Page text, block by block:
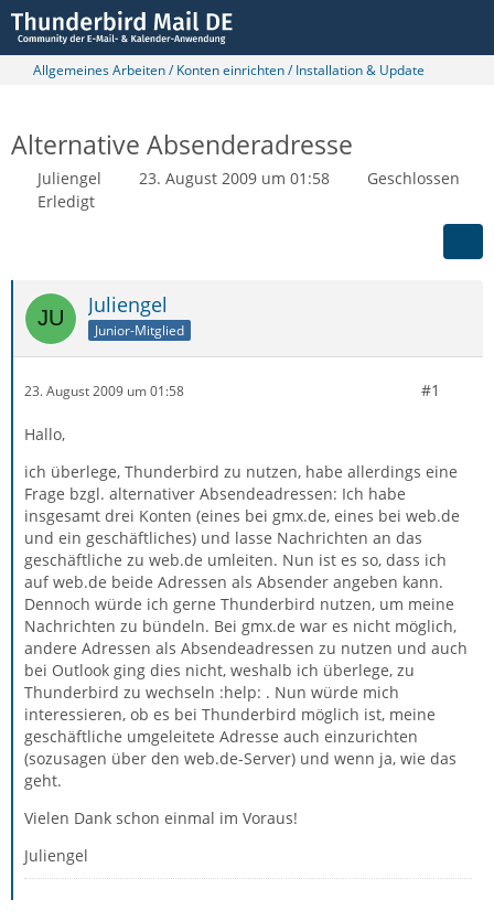
Allgemeines Arbeiten / Konten einrichten / Installation & Update
Alternative Absenderadresse
Juliengel 23. August 2009 um 01:58
Geschlossen
Erledigt
Juliengel
Junior-Mitglied
23. August 2009 um 01:58 #1
Hallo,
ich überlege, Thunderbird zu nutzen, habe allerdings eine
Frage bzgl. alternativer Absendeadressen: Ich habe
insgesamt drei Konten (eines bei gmx.de, eines bei web.de
und ein geschäftliches) und lasse Nachrichten an das
geschäftliche zu web.de umleiten. Nun ist es so, dass ich
auf web.de beide Adressen als Absender angeben kann.
Dennoch würde ich gerne Thunderbird nutzen, um meine
Nachrichten zu bündeln. Bei gmx.de war es nicht möglich,
andere Adressen als Absendeadressen zu nutzen und auch
bei Outlook ging dies nicht, weshalb ich überlege, zu
Thunderbird zu wechseln :help: . Nun würde mich
interessieren, ob es bei Thunderbird möglich ist, meine
geschäftliche umgeleitete Adresse auch einzurichten
(sozusagen über den web.de-Server) und wenn ja, wie das
geht.
Vielen Dank schon einmal im Voraus!
Juliengel